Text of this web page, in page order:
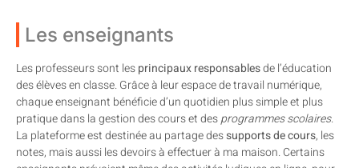
Les enseignants
Les professeurs sont lesprincipaux responsablesde l’éducation
des élèves en classe. Grâce à leur espace de travail numérique,
chaque enseignant bénéficie d’un quotidien plus simple et plus
pratique dans la gestion des cours et desprogrammes scolaires.
La plateforme est destinée au partage dessupports de cours, les
notes, mais aussi les devoirs à effectuer à ma maison. Certains